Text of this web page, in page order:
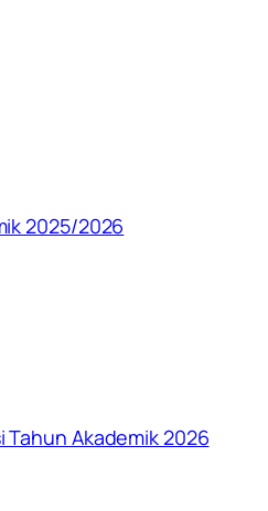
2025/2026
Akademik 2026